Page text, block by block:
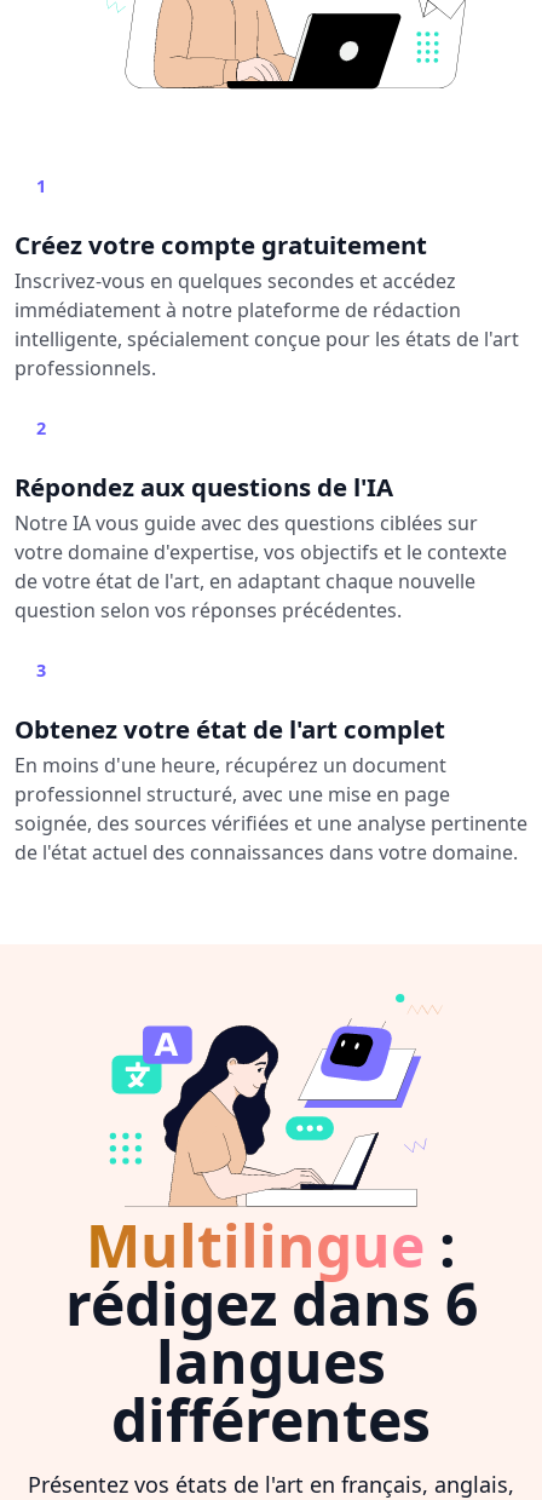
1
Créez votre compte gratuitement
Inscrivez-vous en quelques secondes et accédez
immédiatement à notre plateforme de rédaction
intelligente, spécialement conçue pour les états de l'art
professionnels.
2
Répondez aux questions de l'IA
Notre IA vous guide avec des questions ciblées sur
votre domaine d'expertise, vos objectifs et le contexte
de votre état de l'art, en adaptant chaque nouvelle
question selon vos réponses précédentes.
3
Obtenez votre état de l'art complet
En moins d'une heure, récupérez un document
professionnel structuré, avec une mise en page
soignée, des sources vérifiées et une analyse pertinente
de l'état actuel des connaissances dans votre domaine.
Multilingue :
rédigez dans 6
langues
différentes
Présentez vos états de l'art en français, anglais,